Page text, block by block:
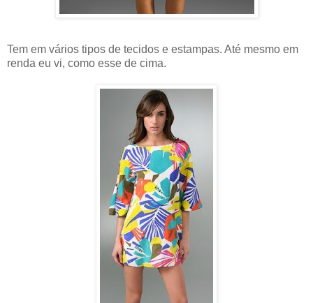
Tem em vários tipos de tecidos e estampas. Até mesmo em
renda eu vi, como esse de cima.